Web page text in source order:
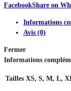
FacebookShare on
Informations
Avis (0)
Fermer
Informations
Tailles XS, S, M, L,